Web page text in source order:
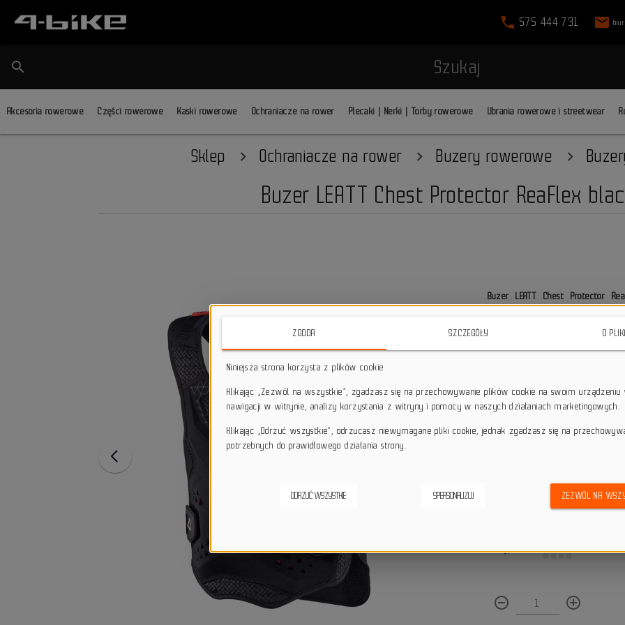
phone 575 444 731 mail
search Szukaj
Akcesoria rowerowe Części rowerowe Kaski rowerowe Ochraniacze na rower Plecaki | Nerki | Torby rowerowe Ubrania rowerowe i streetwear
Sklep Ochraniacze na rower Buzery rowerowe
Buzer LEATT Chest Protector ReaFlex
Buzer LEATT Chest Protector
, który
Zastosowana technologia
uderzeń, zapewniając skuteczną
konstrukcja gwarantuje wygodę
star_borderstar_borderstar_borderstar_borderstar_border
local_shipping Darmowa dostawa przy
Wygodne płatności
remove_circle_outline add_circle_outline
ZGODA SZCZEGÓŁY O
Niniejsza strona korzysta z plików cookie
Klikając „Zezwól na wszystkie”, zgadzasz się na przechowywanie plików cookie na swoim urządzeniu
nawigacji w witrynie, analizy korzystania z witryny i pomocy w naszych działaniach marketingowych.
Klikając „Odrzuć wszystkie”, odrzucasz niewymagane pliki cookie, jednak zgadzasz się na
potrzebnych do prawidłowego działania strony.
ODRZUĆ WSZYSTKIE SPERSONALIZUJ ZEZWÓL NA